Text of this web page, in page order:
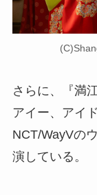
さらに、『満
アイー、アイ
NCT/WayVの
演している。